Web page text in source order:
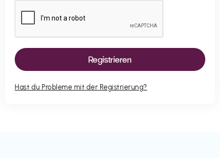
Hast du Probleme mit der Registrierung?